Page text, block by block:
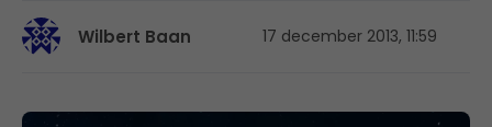
Wilbert Baan 17 december 2013, 11:59